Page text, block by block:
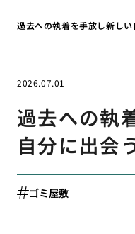
過去への執着を手放し新し
2026.07.01
過去への執
自分に出会
ゴミ屋敷